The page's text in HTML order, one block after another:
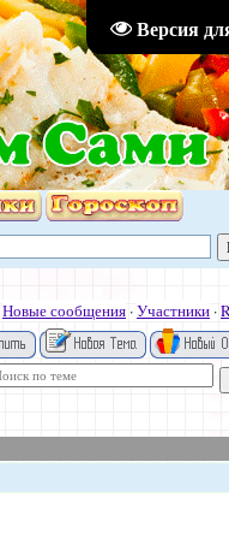
Версия
Новые сообщения ·Участники ·